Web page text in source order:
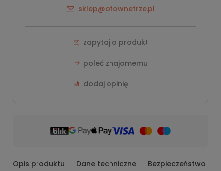
sklep@otownetrze.pl
zapytaj o produkt
poleć znajomemu
dodaj opinię
Opis produktu Dane techniczne Bezpieczeństwo